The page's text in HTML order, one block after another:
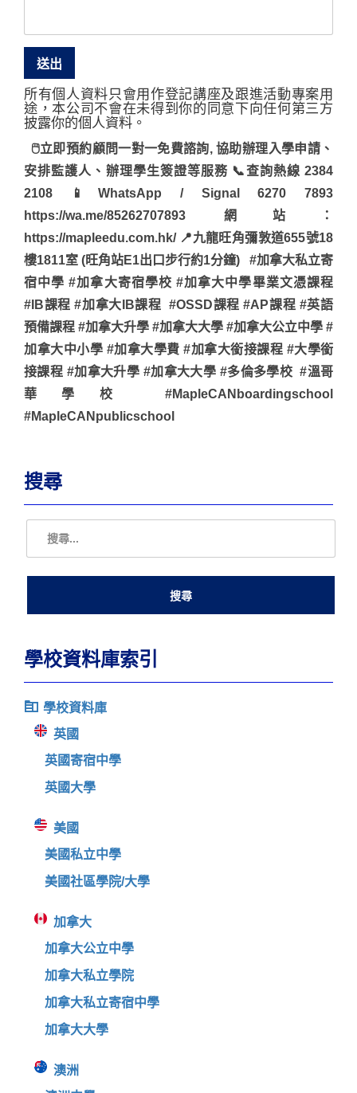
所有個人資料只會用作登記講座及跟進活動專案用
途，本公司不會在未得到你的同意下向任何第三方
披露你的個人資料。
🖱立即預約顧問一對一免費諮詢, 協助辦理入學申請、
安排監護人、辦理學生簽證等服務 📞查詢熱線 2384
2108 📱WhatsApp / Signal 6270 7893
https://wa.me/85262707893 網站：
https://mapleedu.com.hk/ 📍九龍旺角彌敦道655號18
樓1811室 (旺角站E1出口步行約1分鐘) #加拿大私立寄
宿中學 #加拿大寄宿學校 #加拿大中學畢業文憑課程
#IB課程 #加拿大IB課程 #OSSD課程 #AP課程 #英語
預備課程 #加拿大升學 #加拿大大學 #加拿大公立中學 #
加拿大中小學 #加拿大學費 #加拿大銜接課程 #大學銜
接課程 #加拿大升學 #加拿大大學 #多倫多學校 #溫哥
華學校 #MapleCANboardingschool
#MapleCANpublicschool
搜尋
學校資料庫索引
學校資料庫
英國
英國寄宿中學
英國大學
美國
美國私立中學
美國社區學院/大學
加拿大
加拿大公立中學
加拿大私立學院
加拿大私立寄宿中學
加拿大大學
澳洲